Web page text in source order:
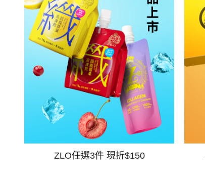
ZLO任選3件 現折$150